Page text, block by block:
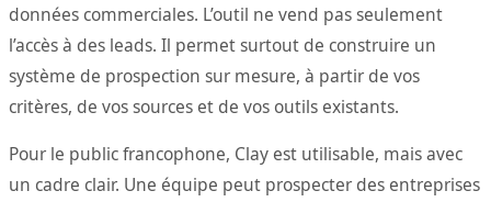
données commerciales. L’outil ne vend pas seulement
l’accès à des leads. Il permet surtout de construire un
système de prospection sur mesure, à partir de vos
critères, de vos sources et de vos outils existants.
Pour le public francophone, Clay est utilisable, mais avec
un cadre clair. Une équipe peut prospecter des entreprises